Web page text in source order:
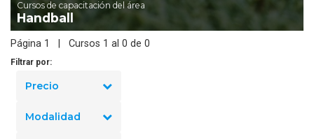
Cursos de capacitación del área
Handball
Página 1 | Cursos 1 al 0 de 0
Filtrar por:
Precio
Modalidad